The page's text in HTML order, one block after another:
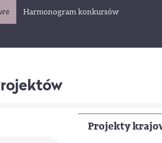
Harmonogram konkursów
Projekty